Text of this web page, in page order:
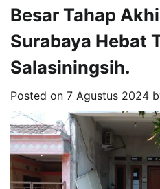
Besar Tahap
Surabaya Hebat
Salasiningsih.
Posted on 7 Agustus 2024